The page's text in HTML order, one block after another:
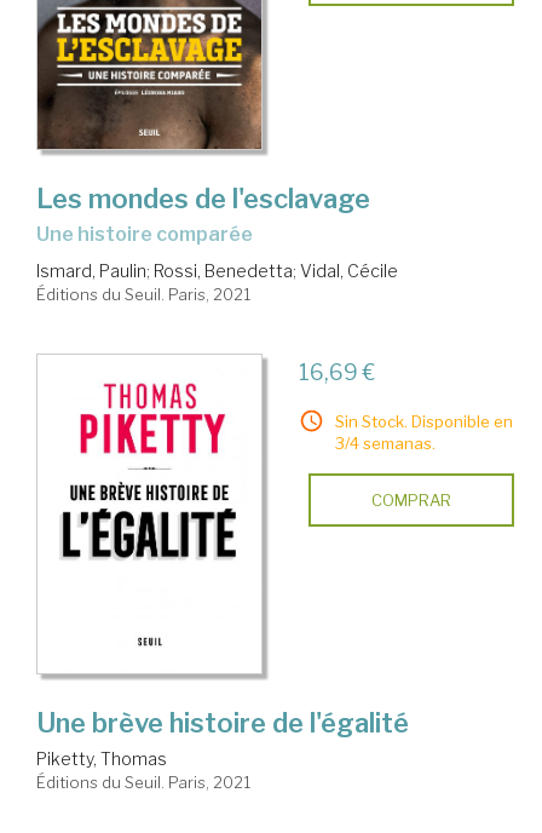
Les mondes de l'esclavage
une histoire comparée
Ismard, Paulin; Rossi, Benedetta; Vidal, Cécile
Éditions du Seuil. Paris, 2021
16,69 €
Sin Stock. Disponible en
3/4 semanas.
COMPRAR
Une brève histoire de l'égalité
Piketty, Thomas
Éditions du Seuil. Paris, 2021